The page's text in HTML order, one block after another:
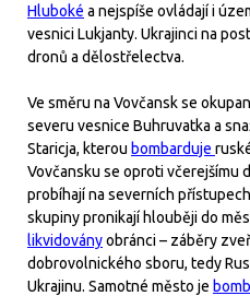
Hluboké a nejspíše ovládají i
vesnici Lukjanty. Ukrajinci na
dronů a dělostřelectva.
Ve směru na Vovčansk se
severu vesnice Buhruvatka a
Staricja, kterou bombarduje
Vovčansku se oproti včerejšímu
probíhají na severních
skupiny pronikají hlouběji do
likvidoványobránci – záběry
dobrovolnického sboru, tedy
Ukrajinu. Samotné město je